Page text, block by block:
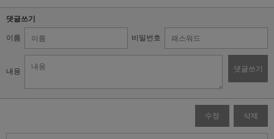
댓글쓰기
이름 비밀번호
내용 댓글쓰기
수정 삭제